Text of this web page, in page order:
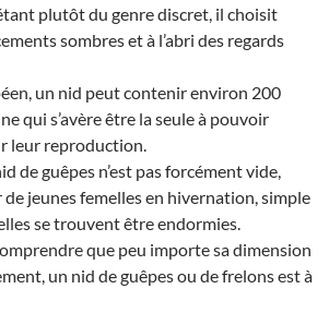
plutôt du genre discret, il choisit
sombres et à l’abri des regards
un nid peut contenir environ 200
qui s’avère être la seule à pouvoir
leur reproduction.
de guêpes n’est pas forcément vide,
jeunes femelles en hivernation, simple
se trouvent être endormies.
que peu importe sa dimension
un nid de guêpes ou de frelons est à